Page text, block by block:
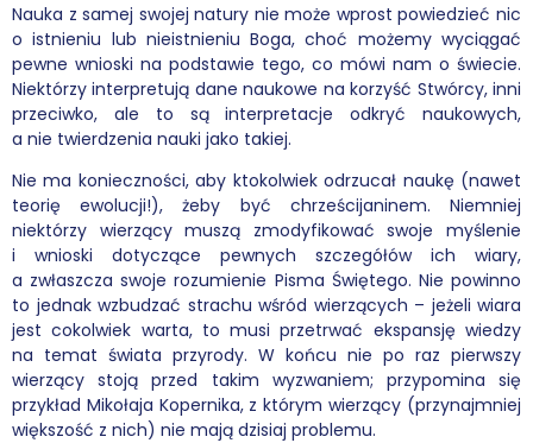
Nauka z samej swojej natury nie może wprost powiedzieć nic
o istnieniu lub nieistnieniu Boga, choć możemy wyciągać
pewne wnioski na podstawie tego, co mówi nam o świecie.
Niektórzy interpretują dane naukowe na korzyść Stwórcy, inni
przeciwko, ale to są interpretacje odkryć naukowych,
a nie twierdzenia nauki jako takiej.
Nie ma konieczności, aby ktokolwiek odrzucał naukę (nawet
teorię ewolucji!), żeby być chrześcijaninem. Niemniej
niektórzy wierzący muszą zmodyfikować swoje myślenie
i wnioski dotyczące pewnych szczegółów ich wiary,
a zwłaszcza swoje rozumienie Pisma Świętego. Nie powinno
to jednak wzbudzać strachu wśród wierzących – jeżeli wiara
jest cokolwiek warta, to musi przetrwać ekspansję wiedzy
na temat świata przyrody. W końcu nie po raz pierwszy
wierzący stoją przed takim wyzwaniem; przypomina się
przykład Mikołaja Kopernika, z którym wierzący (przynajmniej
większość z nich) nie mają dzisiaj problemu.